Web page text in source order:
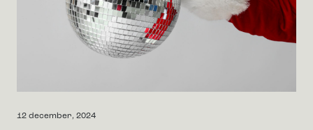
12 december, 2024